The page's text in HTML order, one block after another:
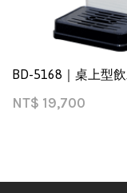
BD-5168｜桌上型
NT$ 19,700